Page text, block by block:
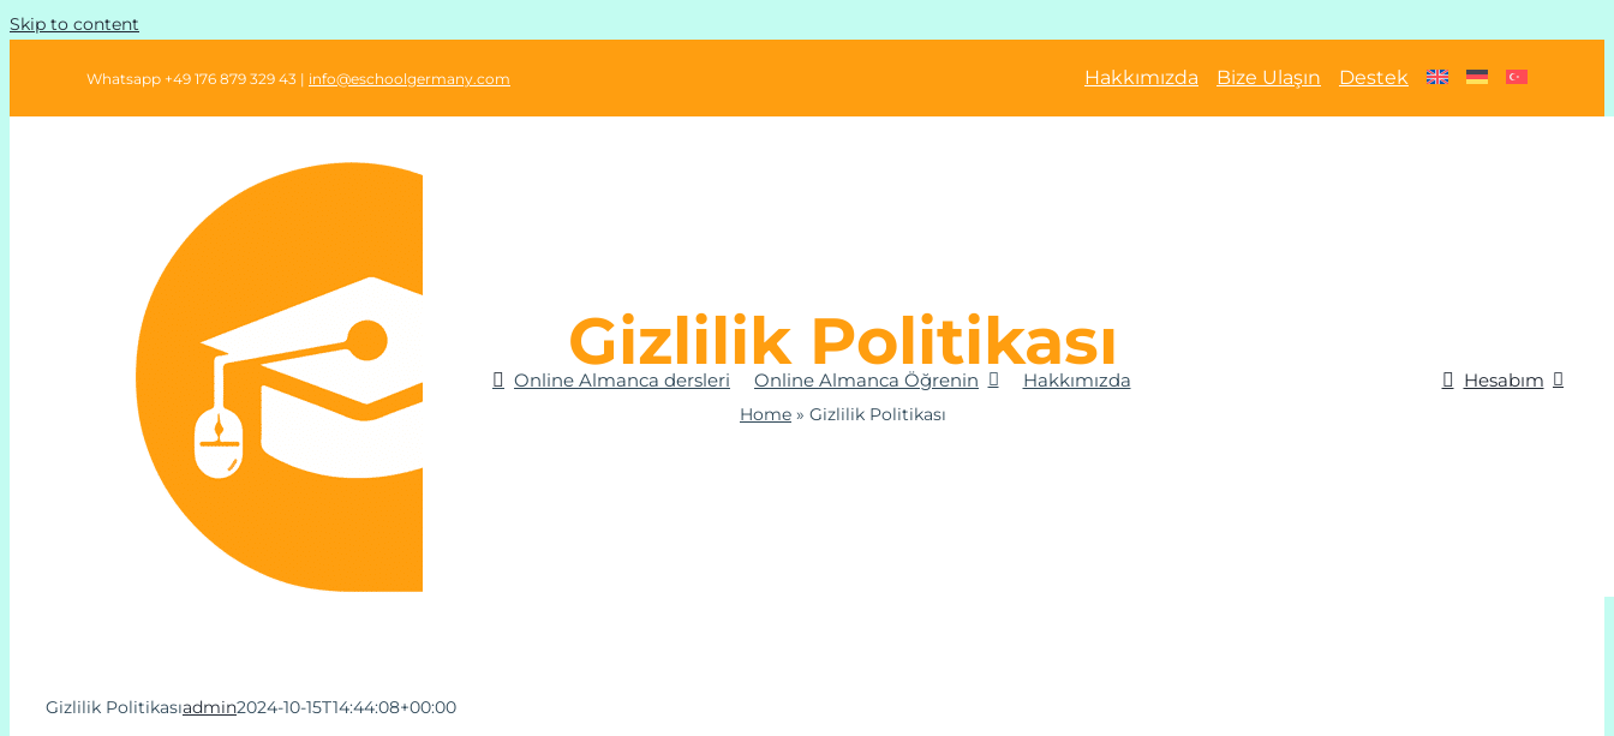
Skip to content
Whatsapp +49 176 879 329 43 | info@eschoolgermany.com Hakkımızda Bize Ulaşın Destek
Online Almanca dersleri Online Almanca Öğrenin Hakkımızda Hesabım
Gizlilik Politikası
Home » Gizlilik Politikası
Gizlilik Politikasıadmin2024-10-15T14:44:08+00:00